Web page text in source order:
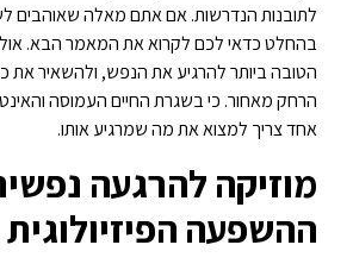
לתובנות הנדרשות. אם אתם מאלה שאוהבים
בהחלט כדאי לכם לקרוא את המאמר הבא.
הטובה ביותר להרגיע את הנפש, ולהשאיר
הרחק מאחור. כי בשגרת החיים העמוסה
אחד צריך למצוא את מה שמרגיע אותו.
מוזיקה להרגעה
ההשפעה הפיזיולוגית